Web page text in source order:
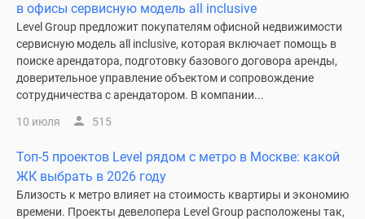
в офисы сервисную модель all inclusive
Level Group предложит покупателям офисной недвижимости
сервисную модель all inclusive, которая включает помощь в
поиске арендатора, подготовку базового договора аренды,
доверительное управление объектом и сопровождение
сотрудничества с арендатором. В компании...
10 июля 515
Топ-5 проектов Level рядом с метро в Москве: какой
ЖК выбрать в 2026 году
Близость к метро влияет на стоимость квартиры и экономию
времени. Проекты девелопера Level Group расположены так,